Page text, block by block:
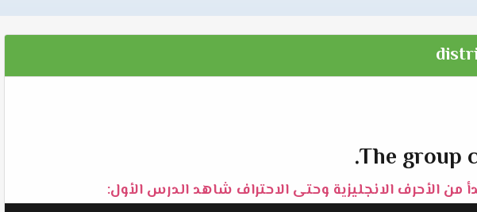
The group
من الأحرف الانجليزية وحتى الاحتراف شاهد الدرس الأول: